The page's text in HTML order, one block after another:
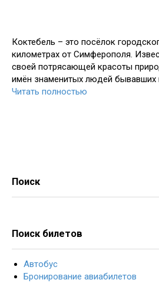
Коктебель – это посёлок
километрах от Симферополя.
своей потрясающей красоты
имён знаменитых людей бывавших
Читать полностью
Поиск
Поиск билетов
Автобус
Бронирование авиабилетов